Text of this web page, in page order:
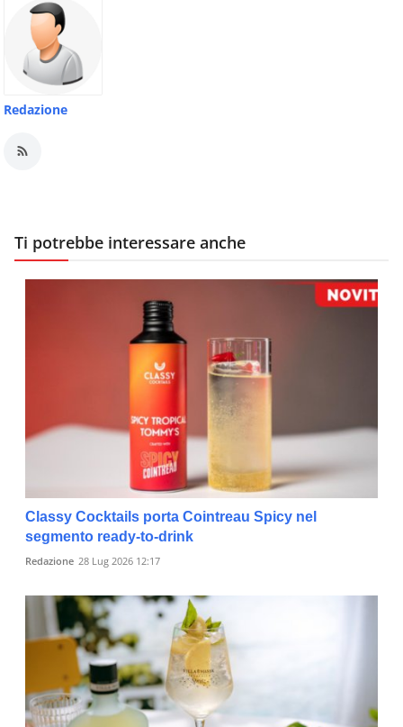
Redazione
Ti potrebbe interessare anche
Classy Cocktails porta Cointreau Spicy nel
segmento ready-to-drink
Redazione 28 Lug 2026 12:17